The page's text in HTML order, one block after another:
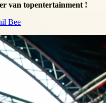
van topentertainment !
Bee